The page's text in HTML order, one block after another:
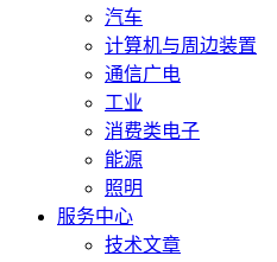
汽车
计算机与周边装置
通信广电
工业
消费类电子
能源
照明
服务中心
技术文章